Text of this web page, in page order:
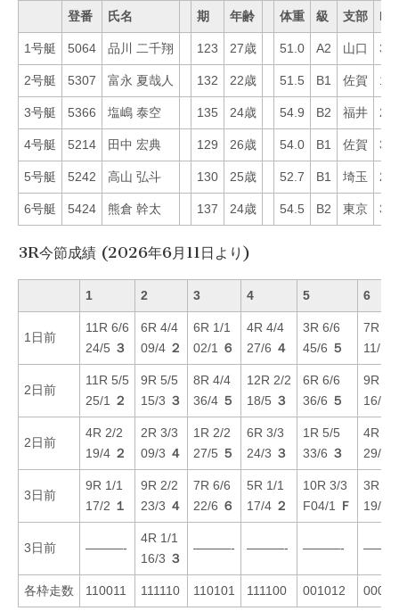
登番 氏名 期 年齢 体重 級 支部 Mo
1号艇 5064 品川 二千翔 123 27歳 51.0 A2 山口 35
2号艇 5307 富永 夏哉人 132 22歳 51.5 B1 佐賀 13
3号艇 5366 塩嶋 泰空 135 24歳 54.9 B2 福井 26
4号艇 5214 田中 宏典 129 26歳 54.0 B1 佐賀 34
5号艇 5242 高山 弘斗 130 25歳 52.7 B1 埼玉 20
6号艇 5424 熊倉 幹太 137 24歳 54.5 B2 東京 33
3R今節成績 (2026年6月11日より)
1 2 3 4 5 6
1日前
11R 6/6
24/5 ３
6R 4/4
09/4 ２
6R 1/1
02/1
６
4R 4/4
27/6 ４
3R 6/6
45/6 ５
7R 4/
11/1
2日前
11R 5/5
25/1
２
9R 5/5
15/3 ３
8R 4/4
36/4 ５
12R 2/2
18/5 ３
6R 6/6
36/6 ５
9R 4/
16/4
2日前
4R 2/2
19/4 ２
2R 3/3
09/3 ４
1R 2/2
27/5 ５
6R 3/3
24/3 ３
1R 5/5
33/6 ３
4R 6/
29/5
3日前
9R 1/1
17/2 １
9R 2/2
23/3 ４
7R 6/6
22/6 ６
5R 1/1
17/4 ２
10R 3/3
F04/1
Ｆ
3R 5/
19/5
3日前 ———-
4R 1/1
16/3 ３
———- ———- ———-
各枠走数 110011 111110 110101 111100 001012